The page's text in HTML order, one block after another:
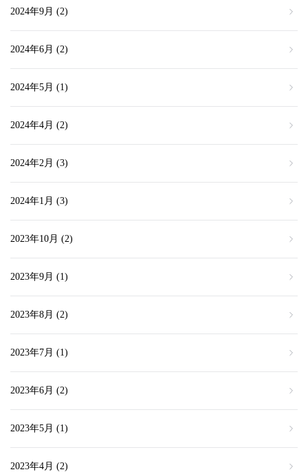
2024年9月 (2)
2024年6月 (2)
2024年5月 (1)
2024年4月 (2)
2024年2月 (3)
2024年1月 (3)
2023年10月 (2)
2023年9月 (1)
2023年8月 (2)
2023年7月 (1)
2023年6月 (2)
2023年5月 (1)
2023年4月 (2)